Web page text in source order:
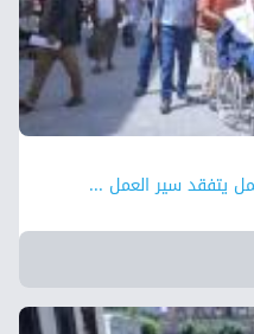
يتفقد سير العمل ...